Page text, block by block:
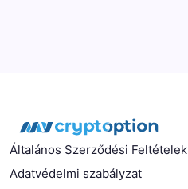
Általános Szerződési Feltételek
Adatvédelmi szabályzat